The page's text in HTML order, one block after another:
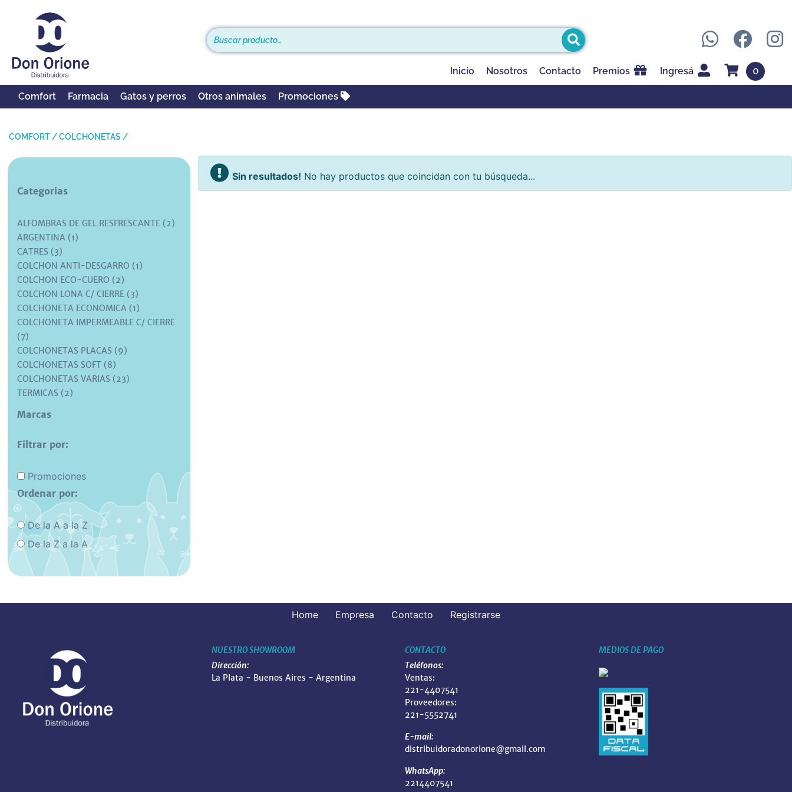
Inicio Nosotros Contacto Premios Ingresá 0
Comfort Farmacia Gatos y perros Otros animales Promociones
COMFORT /COLCHONETAS /
Categorias
ALFOMBRAS DE GEL RESFRESCANTE (2)
ARGENTINA (1)
CATRES (3)
COLCHON ANTI-DESGARRO (1)
COLCHON ECO-CUERO (2)
COLCHON LONA C/ CIERRE (3)
COLCHONETA ECONOMICA (1)
COLCHONETA IMPERMEABLE C/ CIERRE
(7)
COLCHONETAS PLACAS (9)
COLCHONETAS SOFT (8)
COLCHONETAS VARIAS (23)
TERMICAS (2)
Marcas
Filtrar por:
Promociones
Ordenar por:
De la A a la Z
De la Z a la A
Sin resultados! No hay productos que coincidan con tu búsqueda...
Home Empresa Contacto Registrarse
NUESTRO SHOWROOM
Dirección:
La Plata - Buenos Aires - Argentina
CONTACTO
Teléfonos:
Ventas:
221-4407541
Proveedores:
221-5552741
E-mail:
distribuidoradonorione@gmail.com
WhatsApp:
2214407541
MEDIOS DE PAGO